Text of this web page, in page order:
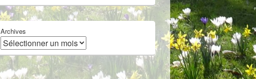
Archives